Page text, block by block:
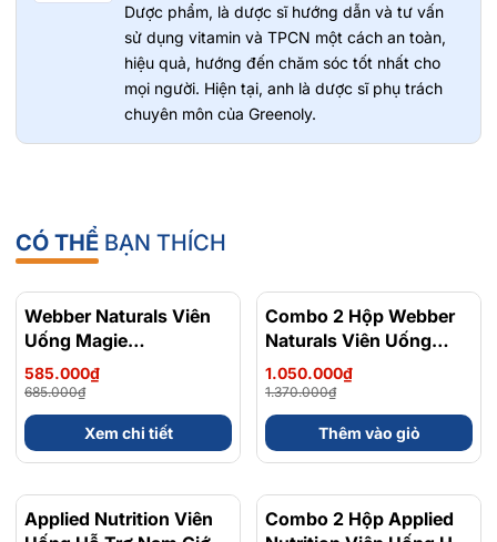
Dược phẩm, là dược sĩ hướng dẫn và tư vấn
sử dụng vitamin và TPCN một cách an toàn,
hiệu quả, hướng đến chăm sóc tốt nhất cho
mọi người. Hiện tại, anh là dược sĩ phụ trách
chuyên môn của Greenoly.
CÓ THỂ BẠN THÍCH
- 15%
Webber Naturals Viên
Uống Magie
Magnesium
Bisglycinate 200mg -
Chính Ngạch Canada,
Xuất VAT
585.000₫
685.000₫
Xem chi tiết
- 23%
Combo 2 Hộp Webber
Naturals Viên Uống
Magie Dễ Dàng Hấp
Làm Dịu Nhẹ Cho Hệ
Tiêu Hóa Magnesium
Bisglycinate 200mg -
Hộp 120 Viên
1.050.000₫
1.370.000₫
Thêm vào giỏ
- 48%
Applied Nutrition Viên
- 36%
Combo 2 Hộp Applied